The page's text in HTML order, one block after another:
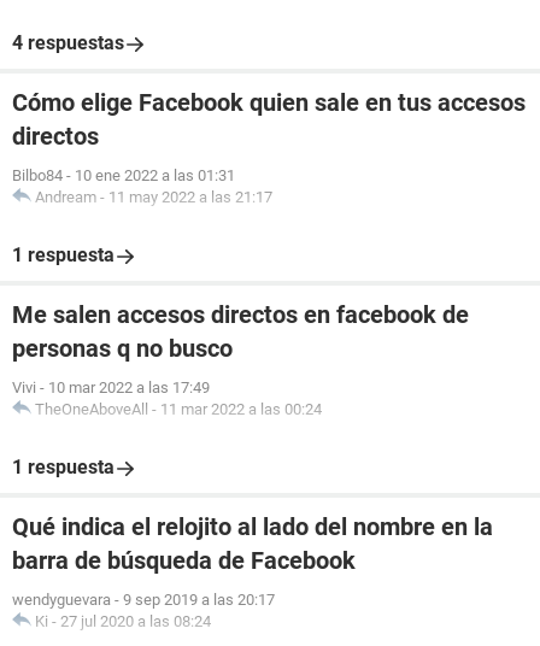
4 respuestas
Cómo elige Facebook quien sale en tus accesos
directos
Bilbo84 - 10 ene 2022 a las 01:31
Andream - 11 may 2022 a las 21:17
1 respuesta
Me salen accesos directos en facebook de
personas q no busco
Vivi - 10 mar 2022 a las 17:49
TheOneAboveAll - 11 mar 2022 a las 00:24
1 respuesta
Qué indica el relojito al lado del nombre en la
barra de búsqueda de Facebook
wendyguevara - 9 sep 2019 a las 20:17
Ki - 27 jul 2020 a las 08:24